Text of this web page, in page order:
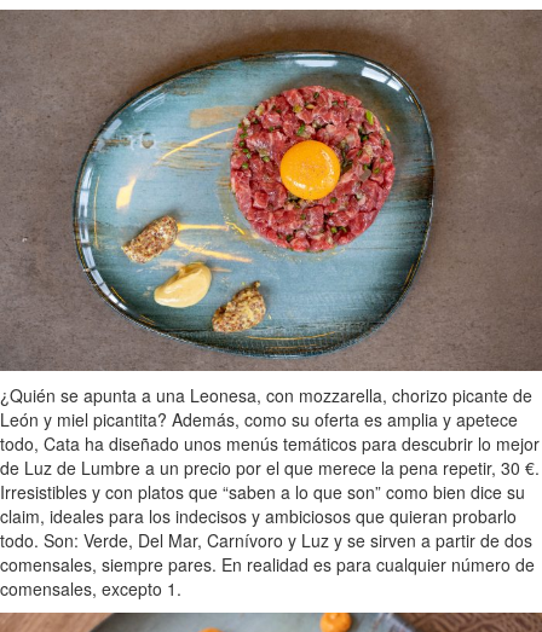
¿Quién se apunta a una Leonesa, con mozzarella, chorizo picante de
León y miel picantita? Además, como su oferta es amplia y apetece
todo, Cata ha diseñado unos menús temáticos para descubrir lo mejor
de Luz de Lumbre a un precio por el que merece la pena repetir, 30 €.
Irresistibles y con platos que “saben a lo que son” como bien dice su
claim, ideales para los indecisos y ambiciosos que quieran probarlo
todo. Son: Verde, Del Mar, Carnívoro y Luz y se sirven a partir de dos
comensales, siempre pares. En realidad es para cualquier número de
comensales, excepto 1.